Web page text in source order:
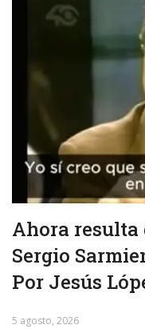
Ahora resulta
Sergio
Por Jesús
5 agosto, 2026